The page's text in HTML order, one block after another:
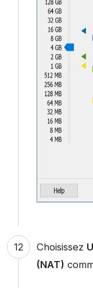
Choisissez
(NAT)